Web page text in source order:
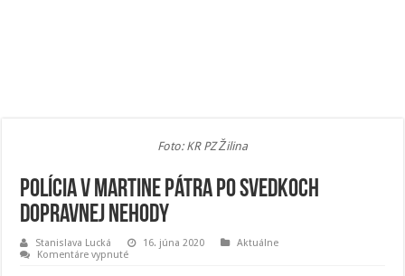
Foto: KR PZ Žilina
Polícia v Martine pátra po svedkoch
dopravnej nehody
Stanislava Lucká 16. júna 2020
Aktuálne
Komentáre vypnuténa